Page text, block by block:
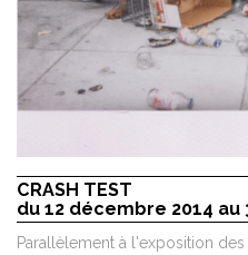
CRASH TEST
du 12 décembre 2014 au
Parallèlement à l'exposition